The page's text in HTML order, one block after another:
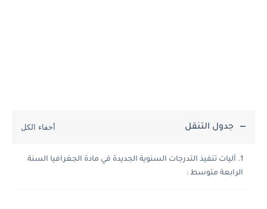
جدول التنقل
آليات تنفيذ التدرجات السنوية الجديدة في مادة الجغرافيا السنة
الرابعة متوسط :